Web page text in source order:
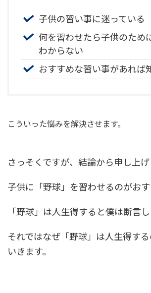
子供の習い事に迷っている
何を習わせたら子供のため
わからない
おすすめな習い事があれば
こういった悩みを解決させます。
さっそくですが、結論から申し上げ
子供に「野球」を習わせるのがおす
それではなぜ「野球」は人生得す
いきます。